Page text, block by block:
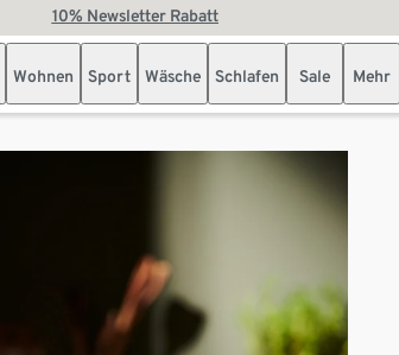
10% Newsletter Rabatt
Wohnen Sport Wäsche Schlafen Sale Mehr